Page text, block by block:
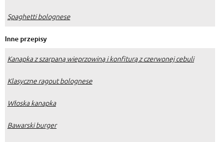
Spaghetti bolognese
Inne przepisy
Kanapka z szarpaną wieprzowiną i konfiturą z czerwonej cebuli
Klasyczne ragout bolognese
Włoska kanapka
Bawarski burger